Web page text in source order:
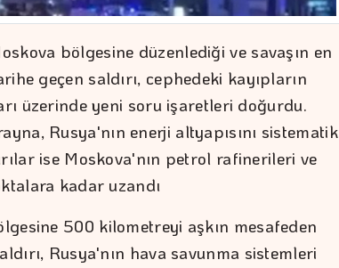
bölgesine düzenlediği ve savaşın en
geçen saldırı, cephedeki kayıpların
üzerinde yeni soru işaretleri doğurdu.
Rusya'nın enerji altyapısını sistematik
ise Moskova'nın petrol rafinerileri ve
kadar uzandı
500 kilometreyi aşkın mesafeden
Rusya'nın hava savunma sistemleri